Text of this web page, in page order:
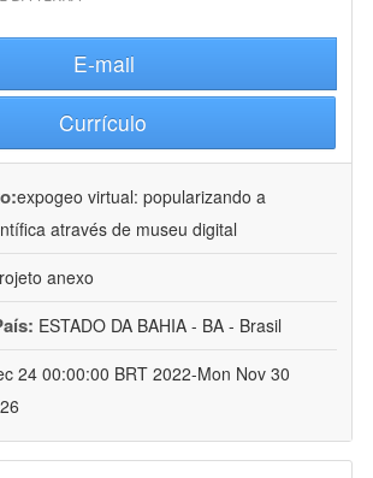
E-mail
Currículo
expogeo virtual: popularizando a
através de museu digital
anexo
ESTADO DA BAHIA - BA - Brasil
24 00:00:00 BRT 2022-Mon Nov 30